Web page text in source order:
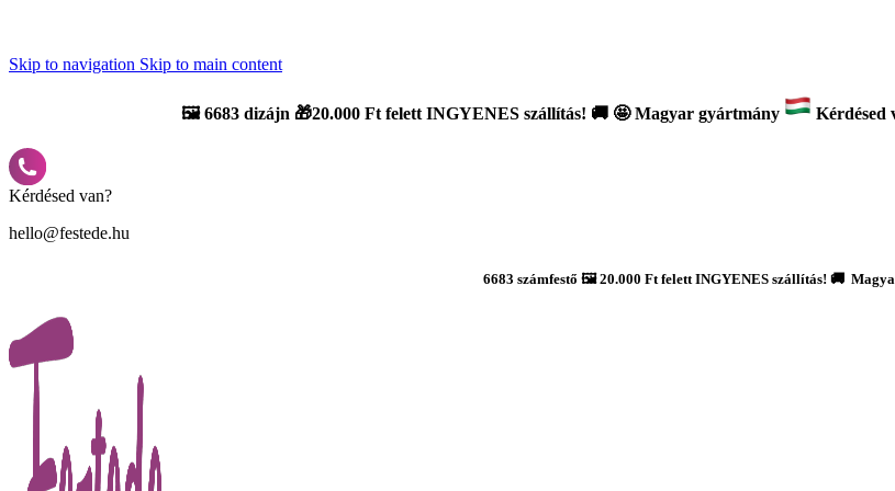
Skip to navigation Skip to main content
🖼️6683 dizájn 🎁20.000 Ft felett INGYENES szállítás! 🚚 🤩 Magyar gyártmány Kérdésed
Kérdésed van?
hello@festede.hu
6683 számfestő 🖼️ 20.000 Ft felett INGYENES szállítás! 🚚